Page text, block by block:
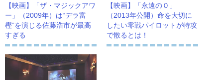
【映画】「ザ・マジックアワ
ー」（2009年）は“デラ富
樫”を演じる佐藤浩市が最高
すぎる
【映画】「永遠の０」
（2013年公開）命を大切に
したい零戦パイロットが特攻
で散るとは！